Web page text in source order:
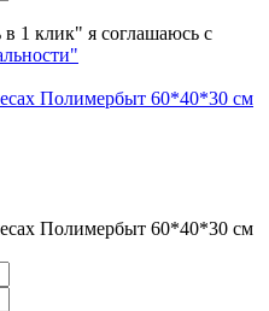
1 клик" я соглашаюсь с
Полимербыт 60*40*30 см
Полимербыт 60*40*30 см